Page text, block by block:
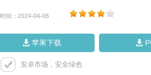
时间：2024-04-06
苹果下载
安卓市场，安全绿色